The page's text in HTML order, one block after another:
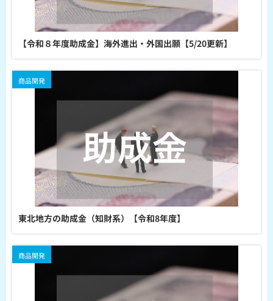
【令和８年度助成金】海外進出・外国出願【5/20更新】
東北地方の助成金（知財系）【令和8年度】
商品開発
商品開発